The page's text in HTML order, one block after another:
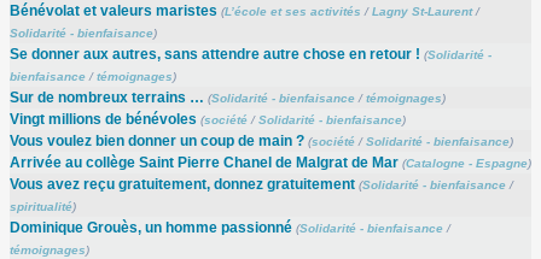
Bénévolat et valeurs maristes (L’école et ses activités /Lagny St-Laurent/
Solidarité - bienfaisance)
Se donner aux autres, sans attendre autre chose en retour ! (Solidarité -
bienfaisance/témoignages)
Sur de nombreux terrains … (Solidarité - bienfaisance/témoignages)
Vingt millions de bénévoles (société/Solidarité - bienfaisance)
Vous voulez bien donner un coup de main ? (société/Solidarité - bienfaisance)
Arrivée au collège Saint Pierre Chanel de Malgrat de Mar (Catalogne - Espagne)
Vous avez reçu gratuitement, donnez gratuitement (Solidarité - bienfaisance/
spiritualité)
Dominique Grouès, un homme passionné (Solidarité - bienfaisance/
témoignages)